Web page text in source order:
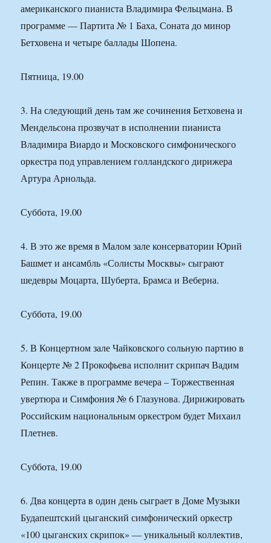
американского пианиста Владимира Фельцмана. В
программе — Партита № 1 Баха, Соната до минор
Бетховена и четыре баллады Шопена.
Пятница, 19.00
3. На следующий день там же сочинения Бетховена и
Мендельсона прозвучат в исполнении пианиста
Владимира Виардо и Московского симфонического
оркестра под управлением голландского дирижера
Артура Арнольда.
Суббота, 19.00
4. В это же время в Малом зале консерватории Юрий
Башмет и ансамбль «Солисты Москвы» сыграют
шедевры Моцарта, Шуберта, Брамса и Веберна.
Суббота, 19.00
5. В Концертном зале Чайковского сольную партию в
Концерте № 2 Прокофьева исполнит скрипач Вадим
Репин. Также в программе вечера – Торжественная
увертюра и Симфония № 6 Глазунова. Дирижировать
Российским национальным оркестром будет Михаил
Плетнев.
Суббота, 19.00
6. Два концерта в один день сыграет в Доме Музыки
Будапештский цыганский симфонический оркестр
«100 цыганских скрипок» — уникальный коллектив,